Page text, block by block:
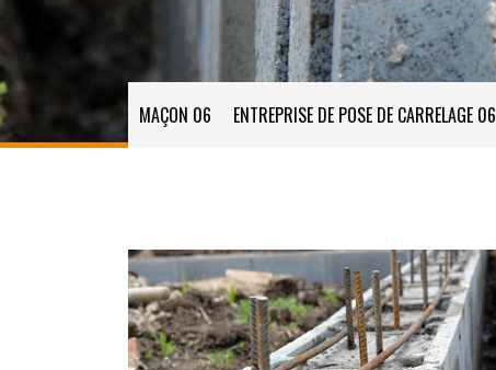
MAÇON 06 ENTREPRISE DE POSE DE CARRELAGE 06